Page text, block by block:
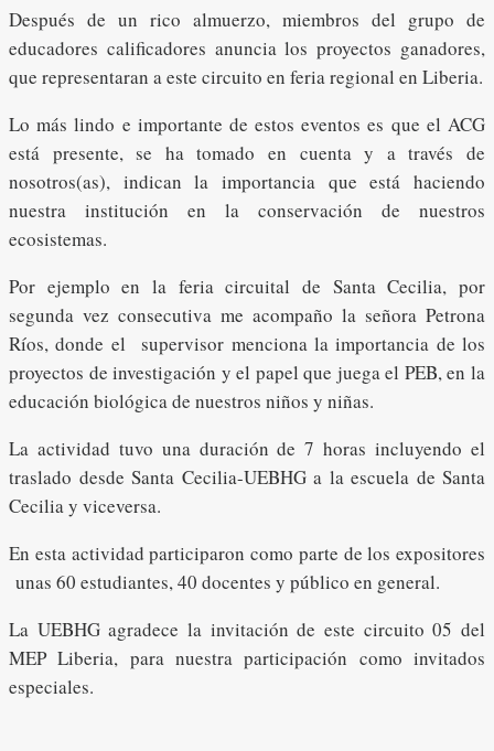
Después de un rico almuerzo, miembros del grupo de
educadores calificadores anuncia los proyectos ganadores,
que representaran a este circuito en feria regional en Liberia.
Lo más lindo e importante de estos eventos es que el ACG
está presente, se ha tomado en cuenta y a través de
nosotros(as), indican la importancia que está haciendo
nuestra institución en la conservación de nuestros
ecosistemas.
Por ejemplo en la feria circuital de Santa Cecilia, por
segunda vez consecutiva me acompaño la señora Petrona
Ríos, donde el supervisor menciona la importancia de los
proyectos de investigación y el papel que juega el PEB, en la
educación biológica de nuestros niños y niñas.
La actividad tuvo una duración de 7 horas incluyendo el
traslado desde Santa Cecilia-UEBHG a la escuela de Santa
Cecilia y viceversa.
En esta actividad participaron como parte de los expositores
unas 60 estudiantes, 40 docentes y público en general.
La UEBHG agradece la invitación de este circuito 05 del
MEP Liberia, para nuestra participación como invitados
especiales.